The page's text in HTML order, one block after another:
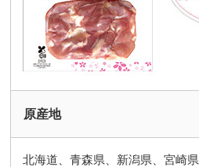
原産地
北海道、青森県、新潟県、宮崎県